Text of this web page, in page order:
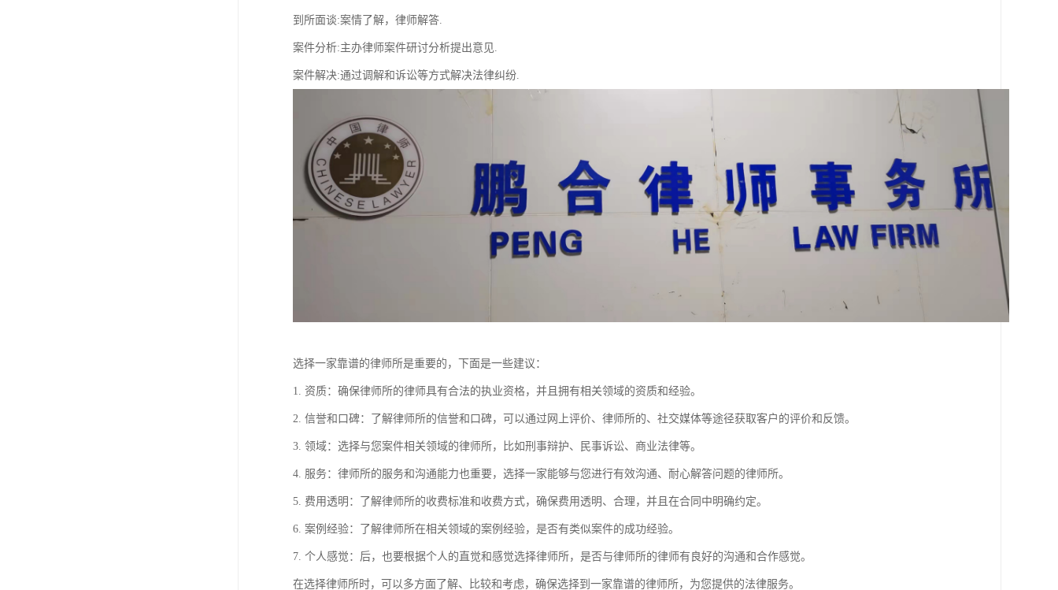
到所面谈:案情了解，律师解答.
案件分析:主办律师案件研讨分析提出意见.
案件解决:通过调解和诉讼等方式解决法律纠纷.
选择一家靠谱的律师所是重要的，下面是一些建议：
1. 资质：确保律师所的律师具有合法的执业资格，并且拥有相关领域的资质和经验。
2. 信誉和口碑：了解律师所的信誉和口碑，可以通过网上评价、律师所的、社交媒体等途径获取客户的评价和反馈。
3. 领域：选择与您案件相关领域的律师所，比如刑事辩护、民事诉讼、商业法律等。
4. 服务：律师所的服务和沟通能力也重要，选择一家能够与您进行有效沟通、耐心解答问题的律师所。
5. 费用透明：了解律师所的收费标准和收费方式，确保费用透明、合理，并且在合同中明确约定。
6. 案例经验：了解律师所在相关领域的案例经验，是否有类似案件的成功经验。
7. 个人感觉：后，也要根据个人的直觉和感觉选择律师所，是否与律师所的律师有良好的沟通和合作感觉。
在选择律师所时，可以多方面了解、比较和考虑，确保选择到一家靠谱的律师所，为您提供的法律服务。